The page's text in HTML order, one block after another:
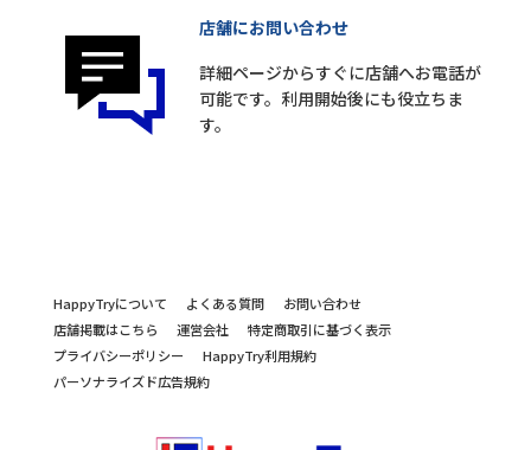
店舗にお問い合わせ
詳細ページからすぐに店舗へお電話が
可能です。利用開始後にも役立ちま
す。
HappyTryについて よくある質問
お問い合わせ
店舗掲載はこちら
運営会社
特定商取引に基づく表示
プライバシーポリシー
HappyTry利用規約
パーソナライズド広告規約